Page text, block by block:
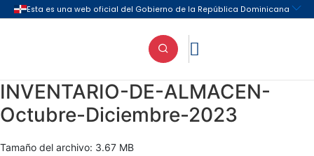

INVENTARIO-DE-ALMACEN-
Octubre-Diciembre-2023
Tamaño del archivo: 3.67 MB